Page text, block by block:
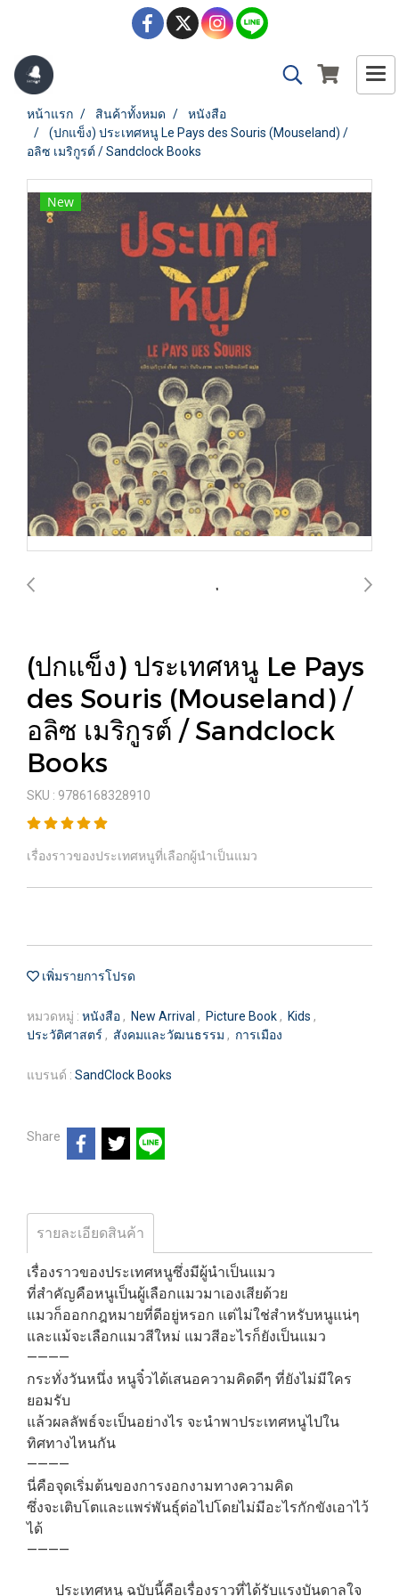
หน้าแรก สินค้าทั้งหมด
หนังสือ
(ปกแข็ง) ประเทศหนู Le Pays des Souris (Mouseland) /
อลิซ เมริกูรต์ / Sandclock Books
New
(ปกแข็ง) ประเทศหนู Le Pays
des Souris (Mouseland) /
อลิซ เมริกูรต์ / Sandclock
Books
SKU : 9786168328910
เรื่องราวของประเทศหนูที่เลือกผู้นำเป็นแมว
เพิ่มรายการโปรด
หมวดหมู่ : หนังสือ , New Arrival , Picture Book , Kids ,
ประวัติศาสตร์ , สังคมและวัฒนธรรม , การเมือง
แบรนด์ : SandClock Books
Share
รายละเอียดสินค้า
เรื่องราวของประเทศหนูซึ่งมีผู้นำเป็นแมว
ที่สำคัญคือหนูเป็นผู้เลือกแมวมาเองเสียด้วย
แมวก็ออกกฎหมายที่ดีอยู่หรอก แต่ไม่ใช่สำหรับหนูแน่ๆ
และแม้จะเลือกแมวสีใหม่ แมวสีอะไรก็ยังเป็นแมว
————
กระทั่งวันหนึ่ง หนูจิ๋วได้เสนอความคิดดีๆ ที่ยังไม่มีใคร
ยอมรับ
แล้วผลลัพธ์จะเป็นอย่างไร จะนำพาประเทศหนูไปใน
ทิศทางไหนกัน
————
นี่คือจุดเริ่มต้นของการงอกงามทางความคิด
ซึ่งจะเติบโตและแพร่พันธุ์ต่อไปโดยไม่มีอะไรกักขังเอาไว้
ได้
————
ประเทศหนู ฉบับนี้คือเรื่องราวที่ได้รับแรงบันดาลใจ